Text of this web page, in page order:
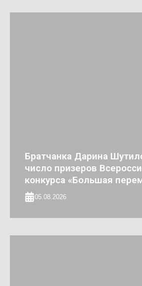
Братчанка Дарина
число призеров
конкурса «Большая
05.08.2026